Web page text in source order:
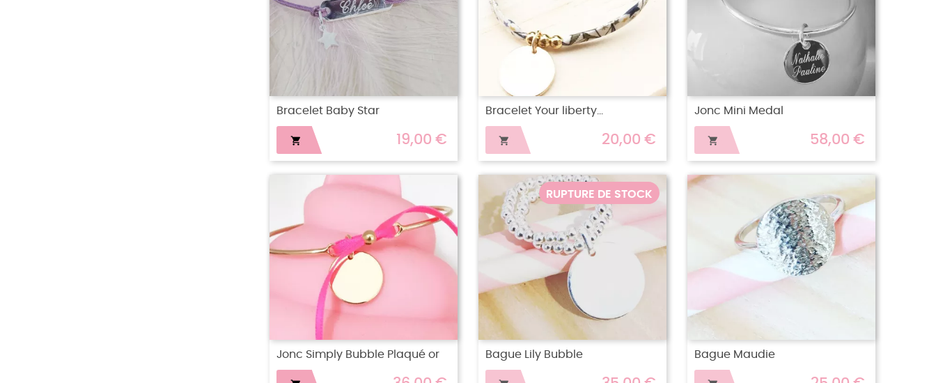
Bracelet Baby Star
 19,00 €
Bracelet Your liberty...
 20,00 €
Jonc Mini Medal
 58,00 €
Jonc Simply Bubble Plaqué or
RUPTURE DE STOCK
Bague Lily Bubble Bague Maudie